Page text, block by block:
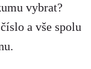
vybrat?
a vše spolu